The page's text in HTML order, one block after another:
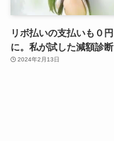
リボ払いの支払いも０円
に。私が試した減額診断
2024年2月13日